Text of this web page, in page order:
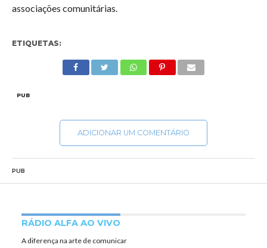
associações comunitárias.
ETIQUETAS:
PUB
ADICIONAR UM COMENTÁRIO
PUB
RÁDIO ALFA AO VIVO
A diferença na arte de comunicar